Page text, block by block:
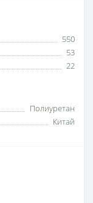
550
53
22
Полиуретан
Китай